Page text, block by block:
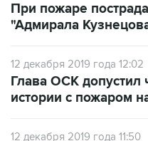
При пожаре
"Адмирала
12 декабря 2019 года 12:02
Глава ОСК допустил
истории с пожаром
12 декабря 2019 года 11:50